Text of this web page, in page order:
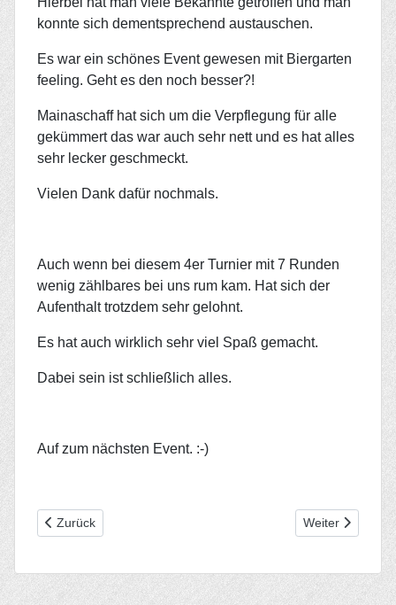
konnte sich dementsprechend austauschen.
Es war ein schönes Event gewesen mit Biergarten
feeling. Geht es den noch besser?!
Mainaschaff hat sich um die Verpflegung für alle
gekümmert das war auch sehr nett und es hat alles
sehr lecker geschmeckt.
Vielen Dank dafür nochmals.
Auch wenn bei diesem 4er Turnier mit 7 Runden
wenig zählbares bei uns rum kam. Hat sich der
Aufenthalt trotzdem sehr gelohnt.
Es hat auch wirklich sehr viel Spaß gemacht.
Dabei sein ist schließlich alles.
Auf zum nächsten Event. :-)
Vorheriger Beitrag: Ferienspiele in Schaafheim
Zurück Nächster
Weiter